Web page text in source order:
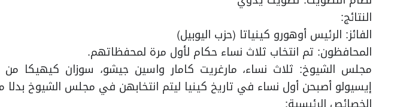
النتائج:
الفائز: الرئيس أوهورو كينياتا (حزب اليوبيل)
المحافظون: تم انتخاب ثلاث نساء حكام لأول مرة لمحفظاتهم.
مجلس الشيوخ: ثلاث نساء، مارغريت كامار واسين جيشو، سوزان كيهيكا من
إيسيولو أصبحن أول نساء في تاريخ كينيا ليتم انتخابهن في مجلس الشيوخ بدلا